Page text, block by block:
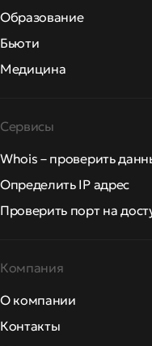
Образование
Бьюти
Медицина
Сервисы
Whois – проверить
Определить IP адрес
Проверить порт на
Компания
О компании
Контакты